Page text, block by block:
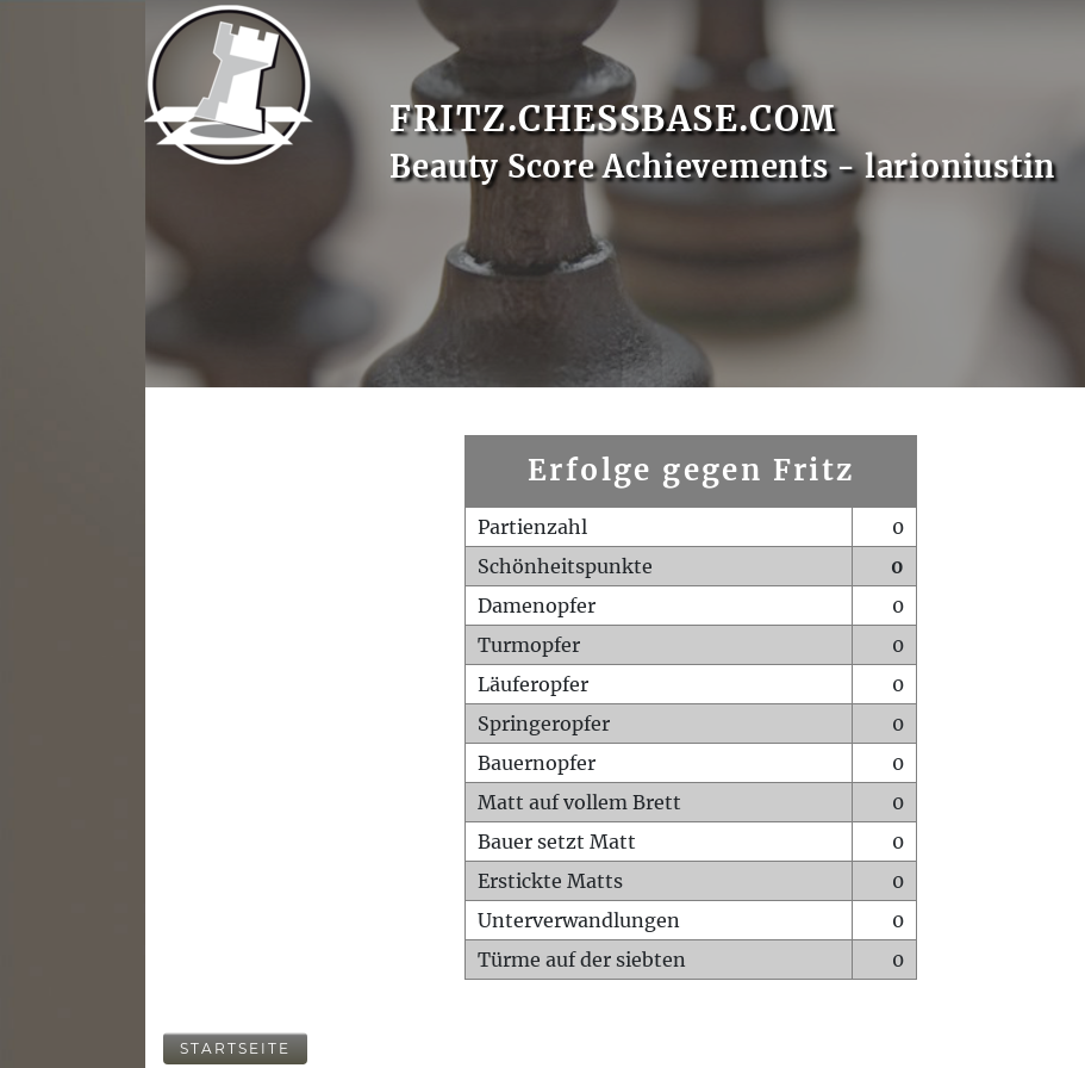
FRITZ.CHESSBASE.COM
Beauty Score Achievements - larioniustin
Erfolge gegen Fritz
Partienzahl
0
Schönheitspunkte
0
Damenopfer
0
Turmopfer
0
Läuferopfer
0
Springeropfer
0
Bauernopfer
0
Matt auf vollem Brett
0
Bauer setzt Matt
0
Erstickte Matts
0
Unterverwandlungen
0
Türme auf der siebten
0
STARTSEITE